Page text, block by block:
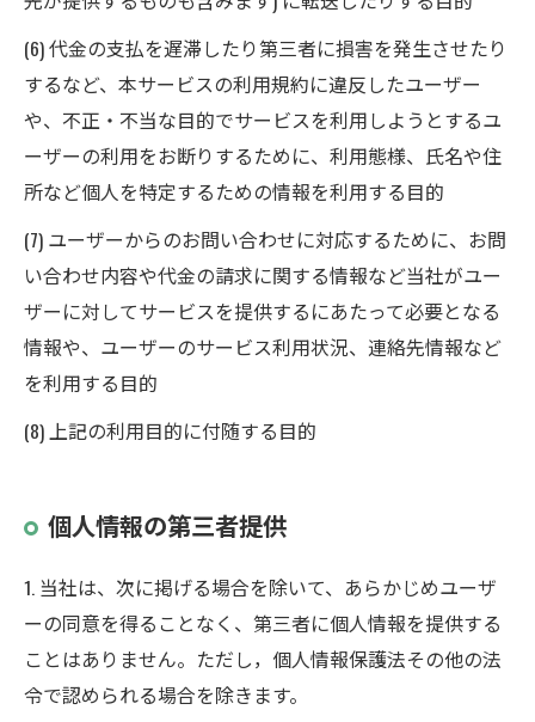
(6) 代金の支払を遅滞したり第三者に損害を発生させたり
するなど、本サービスの利用規約に違反したユーザー
や、不正・不当な目的でサービスを利用しようとするユ
ーザーの利用をお断りするために、利用態様、氏名や住
所など個人を特定するための情報を利用する目的
(7) ユーザーからのお問い合わせに対応するために、お問
い合わせ内容や代金の請求に関する情報など当社がユー
ザーに対してサービスを提供するにあたって必要となる
情報や、ユーザーのサービス利用状況、連絡先情報など
を利用する目的
(8) 上記の利用目的に付随する目的
個人情報の第三者提供
1. 当社は、次に掲げる場合を除いて、あらかじめユーザ
ーの同意を得ることなく、第三者に個人情報を提供する
ことはありません。ただし，個人情報保護法その他の法
令で認められる場合を除きます。